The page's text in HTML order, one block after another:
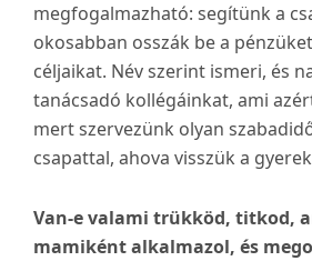
megfogalmazható: segítünk a
okosabban osszák be a
céljaikat. Név szerint ismeri, és
tanácsadó kollégáinkat, ami
mert szervezünk olyan
csapattal, ahova visszük a
Van-e valami trükköd, titkod,
mamiként alkalmazol, és